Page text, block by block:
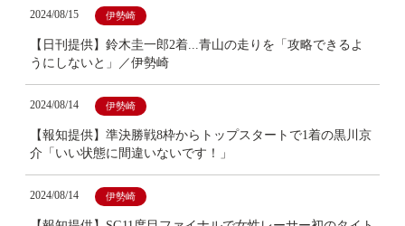
2024/08/15 伊勢崎
【日刊提供】鈴木圭一郎2着...青山の走りを「攻略できるよ
うにしないと」／伊勢崎
2024/08/14 伊勢崎
【報知提供】準決勝戦8枠からトップスタートで1着の黒川京
介「いい状態に間違いないです！」
2024/08/14 伊勢崎